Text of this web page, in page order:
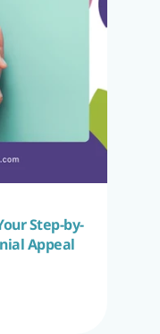
Step-by-
Appeal